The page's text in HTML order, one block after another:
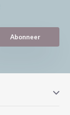
Abonneer